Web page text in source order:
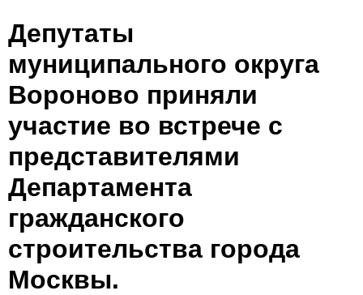
Депутаты
муниципального округа
Вороново приняли
участие во встрече с
представителями
Департамента
гражданского
строительства города
Москвы.